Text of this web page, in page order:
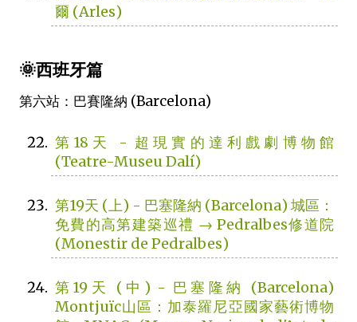
爾 (Arles)
🌞西班牙篇
第六站：巴賽隆納 (Barcelona)
第18天 - 超現實的達利戲劇博物館
(Teatre-Museu Dalí)
第19天 (上) - 巴塞隆納 (Barcelona) 城區：
免費的高第建築巡禮 → Pedralbes修道院
(Monestir de Pedralbes)
第19天 (中) - 巴塞隆納 (Barcelona)
Montjuïc山區：加泰羅尼亞國家藝術博物